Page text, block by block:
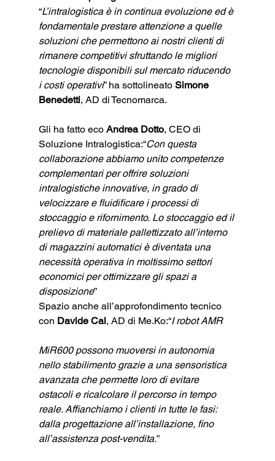
“L’intralogistica è in continua evoluzione ed è
fondamentale prestare attenzione a quelle
soluzioni che permettono ai nostri clienti di
rimanere competitivi sfruttando le migliori
tecnologie disponibili sul mercato riducendo
i costi operativi” ha sottolineato Simone
Benedetti, AD di Tecnomarca.
Gli ha fatto eco Andrea Dotto, CEO di
Soluzione Intralogistica:“Con questa
collaborazione abbiamo unito competenze
complementari per offrire soluzioni
intralogistiche innovative, in grado di
velocizzare e fluidificare i processi di
stoccaggio e rifornimento. Lo stoccaggio ed il
prelievo di materiale pallettizzato all’interno
di magazzini automatici è diventata una
necessità operativa in moltissimo settori
economici per ottimizzare gli spazi a
disposizione”
Spazio anche all’approfondimento tecnico
con Davide Cal, AD di Me.Ko:“I robot AMR
MiR600 possono muoversi in autonomia
nello stabilimento grazie a una sensoristica
avanzata che permette loro di evitare
ostacoli e ricalcolare il percorso in tempo
reale. Affianchiamo i clienti in tutte le fasi:
dalla progettazione all’installazione, fino
all’assistenza post-vendita.”